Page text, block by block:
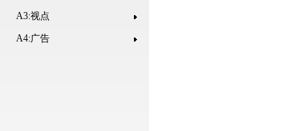
A3:视点
A4:广告